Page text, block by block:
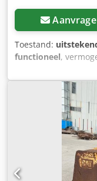
Toestand:
functioneel,